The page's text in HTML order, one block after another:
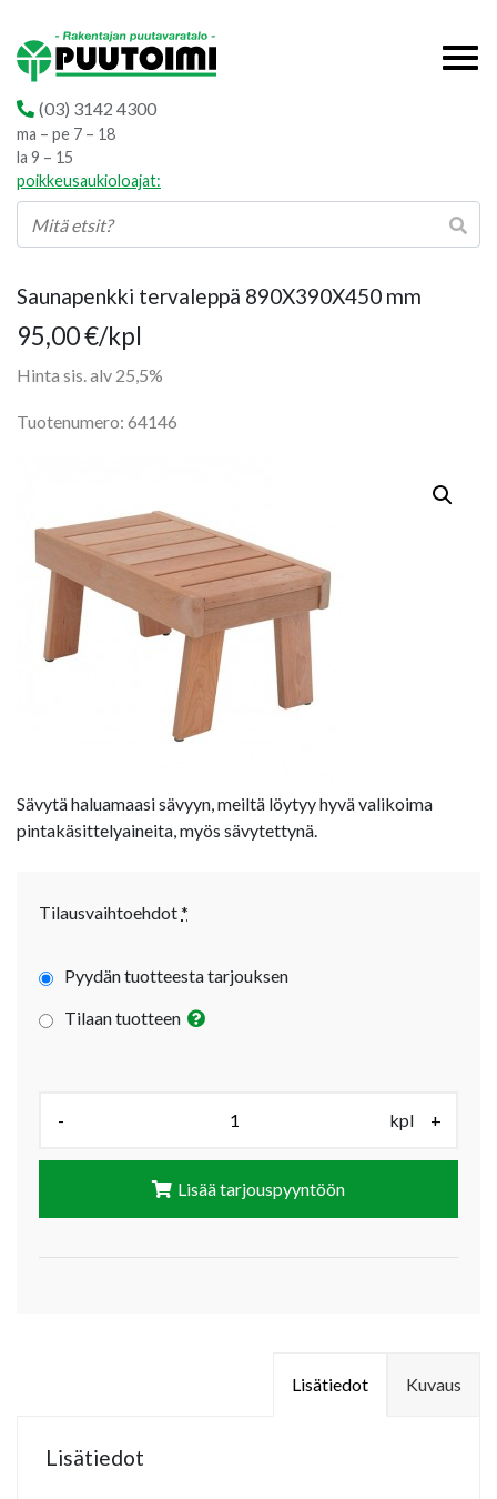
(03) 3142 4300
ma – pe 7 – 18
la 9 – 15
poikkeusaukioloajat:
Saunapenkki tervaleppä 890X390X450 mm
95,00€/kpl
Hinta sis. alv 25,5%
Tuotenumero: 64146
Sävytä haluamaasi sävyyn, meiltä löytyy hyvä valikoima
pintakäsittelyaineita, myös sävytettynä.
Tilausvaihtoehdot*
Pyydän tuotteesta tarjouksen
Tilaan tuotteen
- kpl +
Lisää tarjouspyyntöön
Kuvaus
Lisätiedot
Lisätiedot